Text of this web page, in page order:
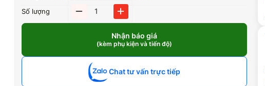
Số lượng
Máy
200kVA
số
lượng
Nhận báo giá
(kèm phụ kiện và tiến độ)
Chat tư vấn trực tiếp